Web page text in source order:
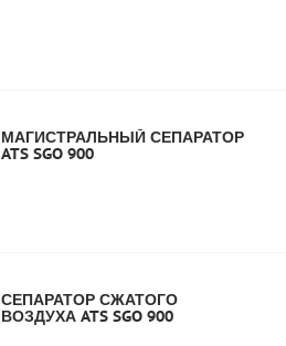
МАГИСТРАЛЬНЫЙ СЕПАРАТОР
ATS SGO 900
СЕПАРАТОР СЖАТОГО
ВОЗДУХА ATS SGO 900